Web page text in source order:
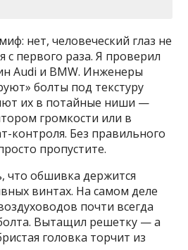
нет, человеческий глаз не
с первого раза. Я проверил
Audi и BMW. Инженеры
болты под текстуру
их в потайные ниши —
громкости или в
контроля. Без правильного
пропустите.
что обшивка держится
винтах. На самом деле
почти всегда
Вытащил решетку — а
головка торчит из